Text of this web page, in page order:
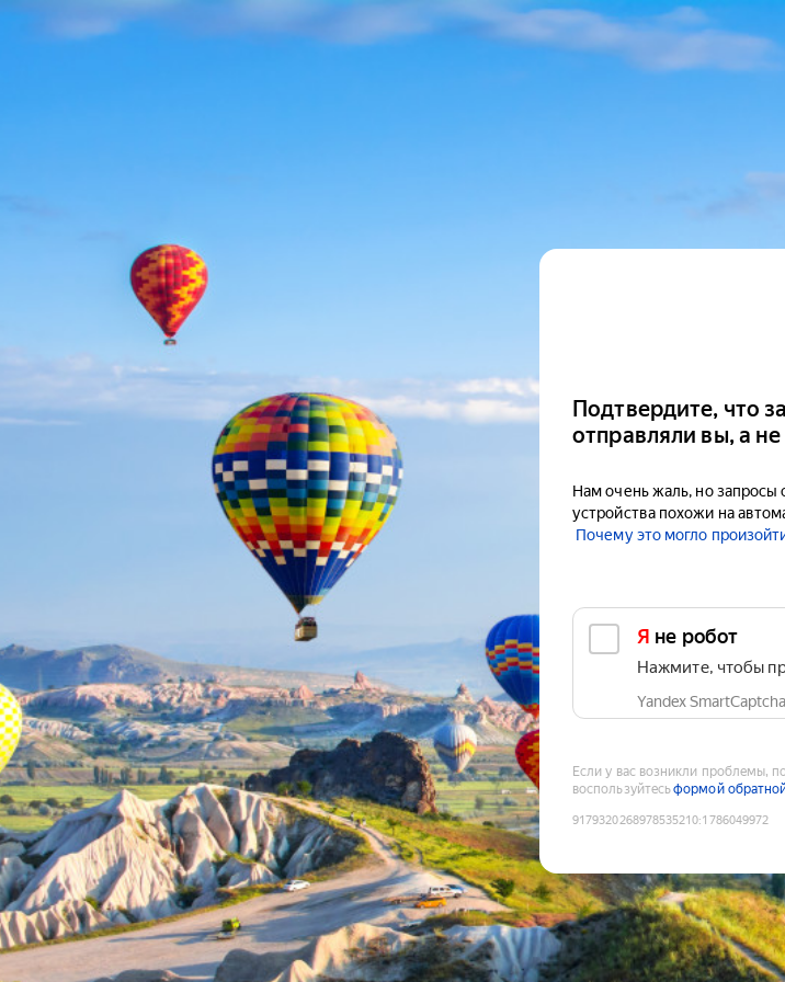
Подтвердите, что
отправляли вы, а
Нам очень жаль, но запросы
устройства похожи на
Почему это могло
Я не робот
Нажмите, чтобы
Yandex SmartCaptcha
Если у вас возникли проблемы,
воспользуйтесьформой
9179320268978535210:1786049972